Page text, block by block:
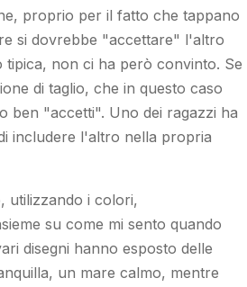
proprio per il fatto che tappano
si dovrebbe "accettare" l'altro
non ci ha però convinto. Se
di taglio, che in questo caso
ben "accetti". Uno dei ragazzi ha
includere l'altro nella propria
utilizzando i colori,
su come mi sento quando
disegni hanno esposto delle
un mare calmo, mentre